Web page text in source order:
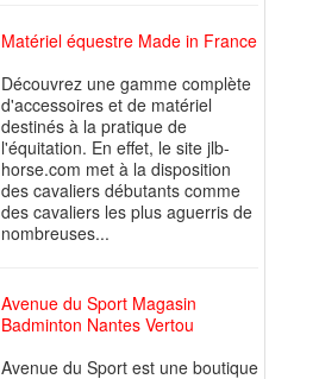
Matériel équestre Made in France
Découvrez une gamme complète
d'accessoires et de matériel
destinés à la pratique de
l'équitation. En effet, le site jlb-
horse.com met à la disposition
des cavaliers débutants comme
des cavaliers les plus aguerris de
nombreuses...
Avenue du Sport Magasin
Badminton Nantes Vertou
Avenue du Sport est une boutique